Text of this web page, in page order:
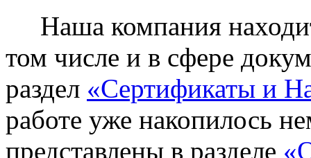
Наша компания
том числе и в сфере
раздел «Сертификаты и
работе уже накопилось
представлены в разделе